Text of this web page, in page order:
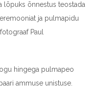
lõpuks õnnestus teostada
ja pulmapidu
Paul
hingega pulmapeo
ammuse unistuse.